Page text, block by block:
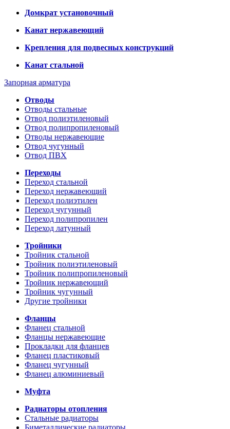
Домкрат установочный
Канат нержавеющий
Крепления для подвесных конструкций
Канат стальной
Запорная арматура
Отводы
Отводы стальные
Отвод полиэтиленовый
Отвод полипропиленовый
Отводы нержавеющие
Отвод чугунный
Отвод ПВХ
Переходы
Переход стальной
Переход нержавеющий
Переход полиэтилен
Переход чугунный
Переход полипропилен
Переход латунный
Тройники
Тройник стальной
Тройник полиэтиленовый
Тройник полипропиленовый
Тройник нержавеющий
Тройник чугунный
Другие тройники
Фланцы
Фланец стальной
Фланцы нержавеющие
Прокладки для фланцев
Фланец пластиковый
Фланец чугунный
Фланец алюминиевый
Муфта
Радиаторы отопления
Стальные радиаторы
Биметаллические радиаторы